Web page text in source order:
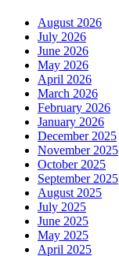
August 2026
July 2026
June 2026
May 2026
April 2026
March 2026
February 2026
January 2026
December 2025
November 2025
October 2025
September 2025
August 2025
July 2025
June 2025
May 2025
April 2025